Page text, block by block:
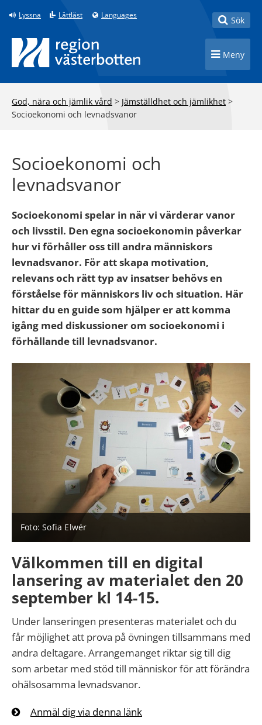
Till innehåll på sidan
Lyssna Lättläst Languages Toggle
Sök
Toggle
Meny
God, nära och jämlik vård > Jämställdhet och jämlikhet >
Socioekonomi och levnadsvanor
Socioekonomi och
levnadsvanor
Socioekonomi spelar in när vi värderar vanor
och livsstil. Den egna socio­ekonomin påverkar
hur vi förhåller oss till andra människors
levnadsvanor. För att skapa motivation,
relevans och rätt typ av insatser behövs en
förstå­else för människors liv och situation. Här
hittar du en guide som hjälper er att komma
igång med diskussioner om socioekonomi i
förhållande till levnadsvanor.
Foto: Sofia Elwér
Välkommen till en digital
lansering av materialet den 20
september kl 14-15.
Under lanseringen presenteras materialet och du
får möjlighet att prova på övningen tillsammans med
andra deltagare. Arrangemanget riktar sig till dig
som arbetar med stöd till människor för att förändra
ohälsosamma levnadsvanor.
Anmäl dig via denna länk